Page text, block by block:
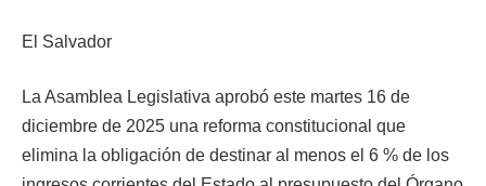
El Salvador
La Asamblea Legislativa aprobó este martes 16 de
diciembre de 2025 una reforma constitucional que
elimina la obligación de destinar al menos el 6 % de los